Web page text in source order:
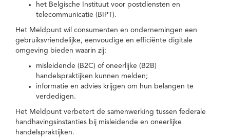
het Belgische Instituut voor postdiensten en
telecommunicatie (BIPT).
Het Meldpunt wil consumenten en ondernemingen een
gebruiksvriendelijke, eenvoudige en efficiënte digitale
omgeving bieden waarin zij:
misleidende (B2C) of oneerlijke (B2B)
handelspraktijken kunnen melden;
informatie en advies krijgen om hun belangen te
verdedigen.
Het Meldpunt verbetert de samenwerking tussen federale
handhavingsinstanties bij misleidende en oneerlijke
handelspraktijken.